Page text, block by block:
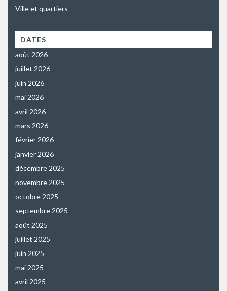
Ville et quartiers
DATES
août 2026
juillet 2026
juin 2026
mai 2026
avril 2026
mars 2026
février 2026
janvier 2026
décembre 2025
novembre 2025
octobre 2025
septembre 2025
août 2025
juillet 2025
juin 2025
mai 2025
avril 2025